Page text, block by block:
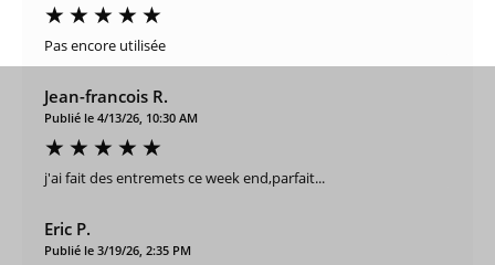
Pas encore utilisée
Jean-francois R.
Publié le 4/13/26, 10:30 AM
j'ai fait des entremets ce week end,parfait...
Eric P.
Publié le 3/19/26, 2:35 PM